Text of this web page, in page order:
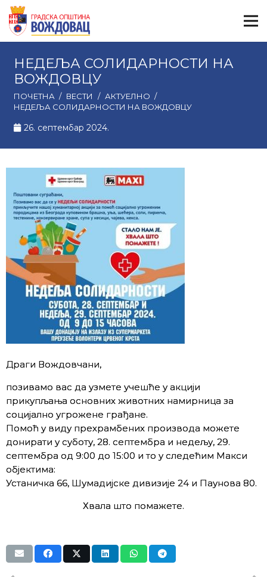
НЕДЕЉА СОЛИДАРНОСТИ НА
ВОЖДОВЦУ
ПОЧЕТНА / ВЕСТИ / АКТУЕЛНО /
НЕДЕЉА СОЛИДАРНОСТИ НА ВОЖДОВЦУ
26. септембар 2024.
Драги Вождовчани,
позивамо вас да узмете учешће у акцији
прикупљања основних животних намирница за
социјално угрожене грађане.
Помоћ у виду прехрамбених производа можете
донирати у суботу, 28. септембра и недељу, 29.
септембра од 9:00 до 15:00 и то у следећим Макси
објектима:
Устаничка 66, Шумадијске дивизије 24 и Паунова 80.
Хвала што помажете.